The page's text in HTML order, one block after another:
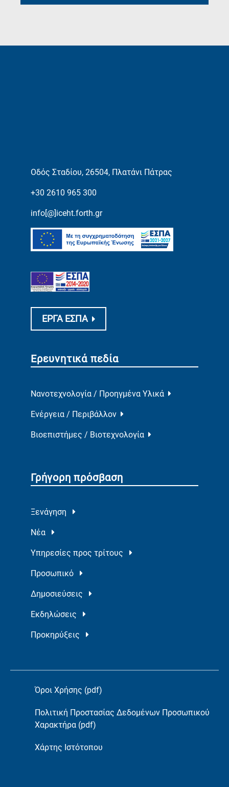
Οδός Σταδίου, 26504, Πλατάνι Πάτρας
+30 2610 965 300
info[@]iceht.forth.gr
ΕΡΓΑ ΕΣΠΑ
Ερευνητικά πεδία
Νανοτεχνολογία / Προηγμένα Υλικά
Ενέργεια / Περιβάλλον
Βιοεπιστήμες / Βιοτεχνολογία
Γρήγορη πρόσβαση
Ξενάγηση
Νέα
Υπηρεσίες προς τρίτους
Προσωπικό
Δημοσιεύσεις
Εκδηλώσεις
Προκηρύξεις
Όροι Χρήσης (pdf)
Πολιτική Προστασίας Δεδομένων Προσωπικού
Χαρακτήρα (pdf)
Χάρτης Ιστότοπου